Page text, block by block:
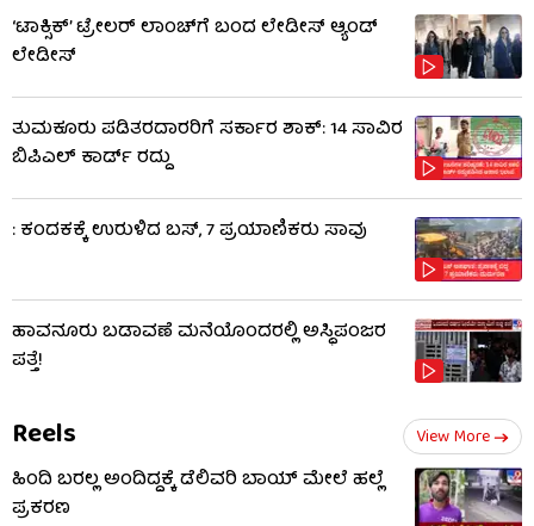
‘ಟಾಕ್ಸಿಕ್’ ಟ್ರೇಲರ್ ಲಾಂಚ್​ಗೆ ಬಂದ ಲೇಡೀಸ್ ಆ್ಯಂಡ್
ಲೇಡೀಸ್
ತುಮಕೂರು ಪಡಿತರದಾರರಿಗೆ ಸರ್ಕಾರ ಶಾಕ್: 14 ಸಾವಿರ
ಬಿಪಿಎಲ್ ಕಾರ್ಡ್ ರದ್ದು
: ಕಂದಕಕ್ಕೆ ಉರುಳಿದ ಬಸ್, 7 ಪ್ರಯಾಣಿಕರು ಸಾವು
ಹಾವನೂರು ಬಡಾವಣೆ ಮನೆಯೊಂದರಲ್ಲಿ ಅಸ್ಥಿಪಂಜರ
ಪತ್ತೆ!
Reels View More
ಹಿಂದಿ ಬರಲ್ಲ ಅಂದಿದ್ದಕ್ಕೆ ಡೆಲಿವರಿ ಬಾಯ್‌ ಮೇಲೆ ಹಲ್ಲೆ
ಪ್ರಕರಣ